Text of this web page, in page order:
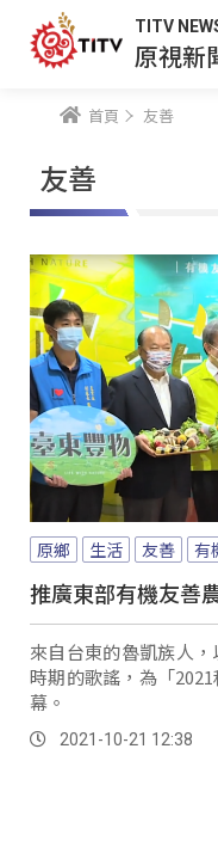
TITV
原視新
首頁 友善
友善
原鄉 生活 友善 有
推廣東部有機友善
來自台東的魯凱族人
時期的歌謠，為「
幕。
2021-10-21 12:38